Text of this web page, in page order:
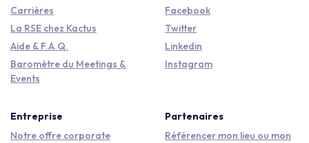
Carrières
La RSE chez Kactus
Aide & F.A.Q.
Baromètre du Meetings &
Events
Facebook
Twitter
Linkedin
Instagram
Entreprise
Notre offre corporate
Partenaires
Référencer mon lieu ou mon